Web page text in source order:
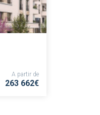
A partir de
263 662€